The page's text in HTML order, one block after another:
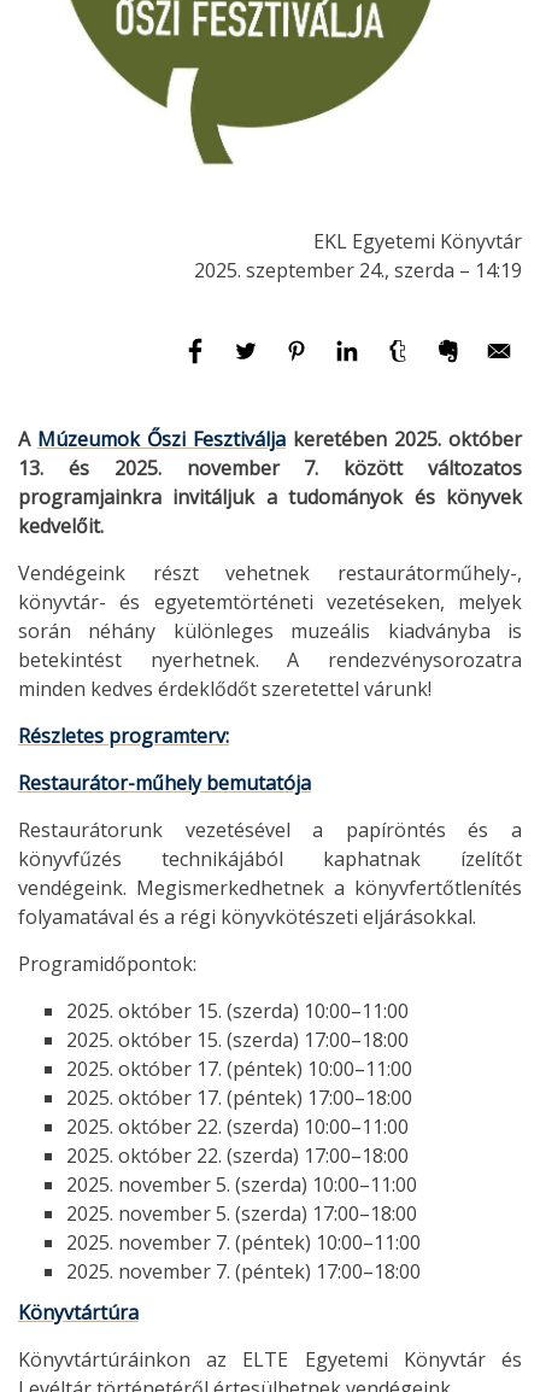
EKL Egyetemi Könyvtár
2025. szeptember 24., szerda – 14:19
A Múzeumok Őszi Fesztiválja keretében 2025. október
13. és 2025. november 7. között változatos
programjainkra invitáljuk a tudományok és könyvek
kedvelőit.
Vendégeink részt vehetnek restaurátorműhely-,
könyvtár- és egyetemtörténeti vezetéseken, melyek
során néhány különleges muzeális kiadványba is
betekintést nyerhetnek. A rendezvénysorozatra
minden kedves érdeklődőt szeretettel várunk!
Részletes programterv:
Restaurátor-műhely bemutatója
Restaurátorunk vezetésével a papíröntés és a
könyvfűzés technikájából kaphatnak ízelítőt
vendégeink. Megismerkedhetnek a könyvfertőtlenítés
folyamatával és a régi könyvkötészeti eljárásokkal.
Programidőpontok:
2025. október 15. (szerda) 10:00–11:00
2025. október 15. (szerda) 17:00–18:00
2025. október 17. (péntek) 10:00–11:00
2025. október 17. (péntek) 17:00–18:00
2025. október 22. (szerda) 10:00–11:00
2025. október 22. (szerda) 17:00–18:00
2025. november 5. (szerda) 10:00–11:00
2025. november 5. (szerda) 17:00–18:00
2025. november 7. (péntek) 10:00–11:00
2025. november 7. (péntek) 17:00–18:00
Könyvtártúra
Könyvtártúráinkon az ELTE Egyetemi Könyvtár és